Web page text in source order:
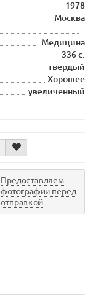
1978
Москва
-
Медицина
336 с.
твердый
Хорошее
увеличенный
Предоставляем
фотографии перед
отправкой